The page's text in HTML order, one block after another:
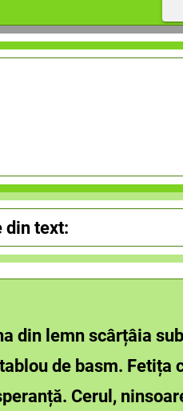
din text:
din lemn scârțâia
de basm.
Cerul,